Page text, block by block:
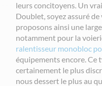
leurs concitoyens. Un
Doublet, soyez assuré
proposons ainsi une
notamment pour la
ralentisseur monobloc
équipements encore.Ce
certainement le plus
nous dessert le plus au